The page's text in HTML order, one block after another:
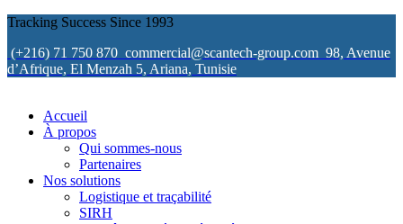
Tracking Success Since 1993
(+216) 71 750 870 commercial@scantech-group.com 98, Avenue
d’Afrique, El Menzah 5, Ariana, Tunisie
Accueil
À propos
Qui sommes-nous
Partenaires
Nos solutions
Logistique et traçabilité
SIRH